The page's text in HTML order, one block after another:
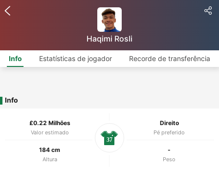
Haqimi Rosli
Info Estatísticas de jogador Recorde de transferência
Info
£0.22 Milhões
Valor estimado
Direito
Pé preferido
184 cm
Altura
-
Peso
37